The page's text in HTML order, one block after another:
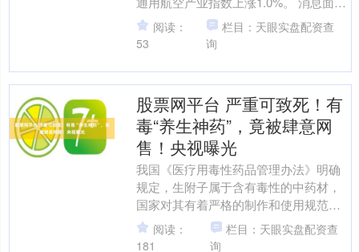
上，蓝箭航天朱雀三号遥二可重复使用
火箭或将于8月发射....
阅读：
53
栏目：天眼实盘配资查
询
股票网平台 严重可致死！有
毒“养生神药”，竟被肆意网
售！央视曝光
我国《医疗用毒性药品管理办法》明确
规定，生附子属于含有毒性的中药材，
国家对其有着严格的制作和使用规范，
使用不当会致人中毒或者死亡，其收
购、经营和加工，国家也严格....
阅读：
181
栏目：天眼实盘配资查
询